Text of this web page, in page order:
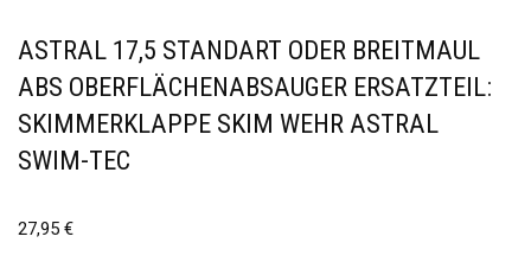
ASTRAL 17,5 STANDART ODER BREITMAUL
ABS OBERFLÄCHENABSAUGER ERSATZTEIL:
SKIMMERKLAPPE SKIM WEHR ASTRAL
SWIM-TEC
27,95 €